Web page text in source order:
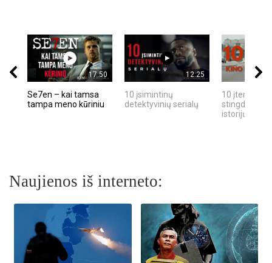
17:50
Se7en – kai tamsa
tampa meno kūriniu
12:25
10 įsimintinų
detektyvinių serialų
10 įtemptų,
stingdančių
istorijų
Naujienos iš interneto: